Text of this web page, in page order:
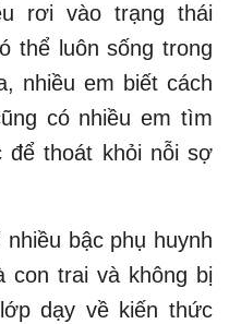
rơi vào trạng thái
thể luôn sống trong
nhiều em biết cách
có nhiều em tìm
để thoát khỏi nỗi sợ
bậc phụ huynh
con trai và không bị
dạy về kiến thức